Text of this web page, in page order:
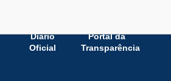
Diário
Oficial
Portal da
Transparência